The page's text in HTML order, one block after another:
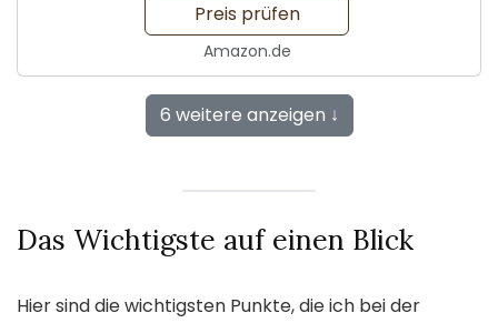
Preis prüfen
Amazon.de
6 weitere anzeigen ↓
Das Wichtigste auf einen Blick
Hier sind die wichtigsten Punkte, die ich bei der